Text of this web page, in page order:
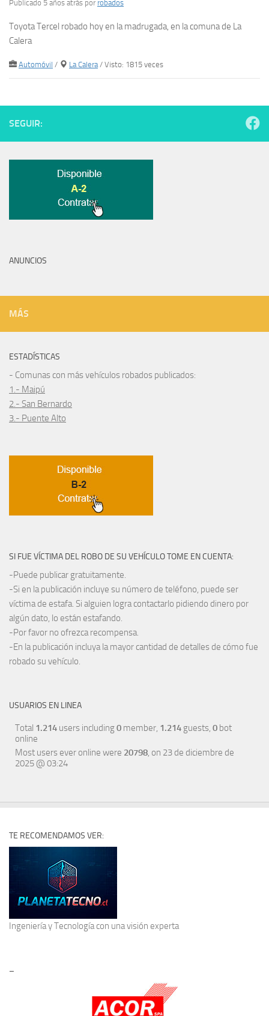
Publicado 5 años atrás por robados
Toyota Tercel robado hoy en la madrugada, en la comuna de La
Calera
Automóvil / La Calera / Visto: 1815 veces
SEGUIR:
ANUNCIOS
MÁS
ESTADÍSTICAS
- Comunas con más vehículos robados publicados:
1.- Maipú
2.- San Bernardo
3.- Puente Alto
SI FUE VÍCTIMA DEL ROBO DE SU VEHÍCULO TOME EN CUENTA:
-Puede publicar gratuitamente.
-Si en la publicación incluye su número de teléfono, puede ser
víctima de estafa. Si alguien logra contactarlo pidiendo dinero por
algún dato, lo están estafando.
-Por favor no ofrezca recompensa.
-En la publicación incluya la mayor cantidad de detalles de cómo fue
robado su vehículo.
USUARIOS EN LINEA
Total 1.214 users including0 member, 1.214 guests, 0 bot
online
Most users ever online were 20798, on 23 de diciembre de
2025 @ 03:24
TE RECOMENDAMOS VER:
Ingeniería y Tecnologíacon una visión experta
–